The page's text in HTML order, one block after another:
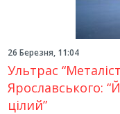
26 Березня, 11:04
Ультрас
Ярославського:
цілий”